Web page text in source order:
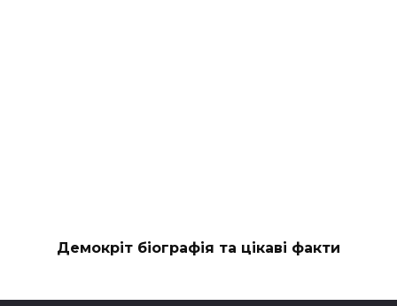
Демокріт біографія та цікаві факти